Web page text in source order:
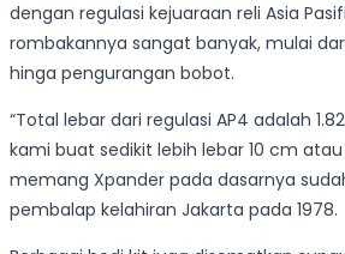
dengan regulasi kejuaraan reli Asia
rombakannya sangat banyak, mulai
hinga pengurangan bobot.
“Total lebar dari regulasi AP4 adalah
kami buat sedikit lebih lebar 10 cm
memang Xpander pada dasarnya
pembalap kelahiran Jakarta pada 1978.